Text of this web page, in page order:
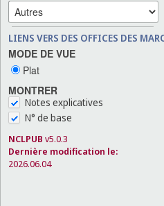
LIENS VERS DES OFFICES DES
MODE DE VUE
Plat
MONTRER
Notes explicatives
N° de base
NCLPUB v5.0.3
Dernière modification le:
2026.06.04